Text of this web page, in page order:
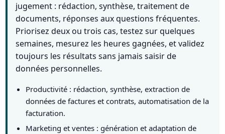
jugement : rédaction, synthèse, traitement de
documents, réponses aux questions fréquentes.
Priorisez deux ou trois cas, testez sur quelques
semaines, mesurez les heures gagnées, et validez
toujours les résultats sans jamais saisir de
données personnelles.
Productivité : rédaction, synthèse, extraction de
données de factures et contrats, automatisation de la
facturation.
Marketing et ventes : génération et adaptation de